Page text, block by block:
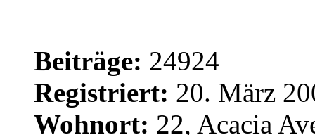
Beiträge: 24924
Registriert: 20. März
Wohnort: 22, Acacia